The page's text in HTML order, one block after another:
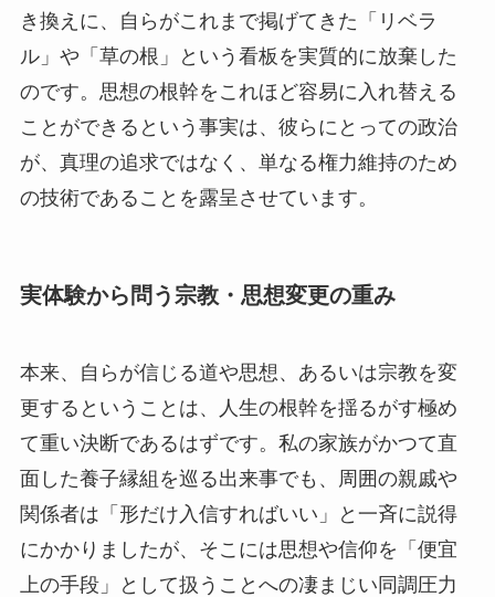
き換えに、自らがこれまで掲げてきた「リベラ
ル」や「草の根」という看板を実質的に放棄した
のです。思想の根幹をこれほど容易に入れ替える
ことができるという事実は、彼らにとっての政治
が、真理の追求ではなく、単なる権力維持のため
の技術であることを露呈させています。
実体験から問う宗教・思想変更の重み
本来、自らが信じる道や思想、あるいは宗教を変
更するということは、人生の根幹を揺るがす極め
て重い決断であるはずです。私の家族がかつて直
面した養子縁組を巡る出来事でも、周囲の親戚や
関係者は「形だけ入信すればいい」と一斉に説得
にかかりましたが、そこには思想や信仰を「便宜
上の手段」として扱うことへの凄まじい同調圧力